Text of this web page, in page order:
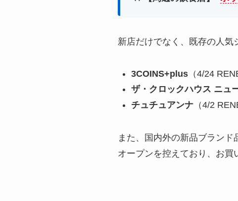
新店だけでなく、既存の人気
3COINS+plus （4/24
ザ・クロックハウス ニュ
チュチュアンナ （4/2
また、国内外の新品ブラン
オープンを控えており、お買